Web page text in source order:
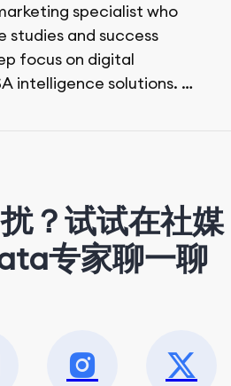
specialist who
studies and success
focus on digital
intelligence solutions.
？试试在社媒
专家聊一聊